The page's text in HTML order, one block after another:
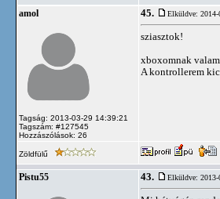
amol
Tagság: 2013-03-29 14:39:21
Tagszám: #127545
Hozzászólások: 26
45. Elküldve: 2014-
sziasztok!
xboxomnak
A kontrollerem
Zöldfülű
Pistu55 43. Elküldve: 2013-